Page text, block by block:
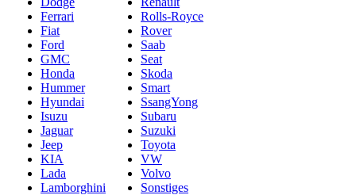
Ferrari
Fiat
Ford
GMC
Honda
Hummer
Hyundai
Isuzu
Jaguar
Jeep
KIA
Lada
Lamborghini
Rolls-Royce
Rover
Saab
Seat
Skoda
Smart
SsangYong
Subaru
Suzuki
Toyota
VW
Volvo
Sonstiges